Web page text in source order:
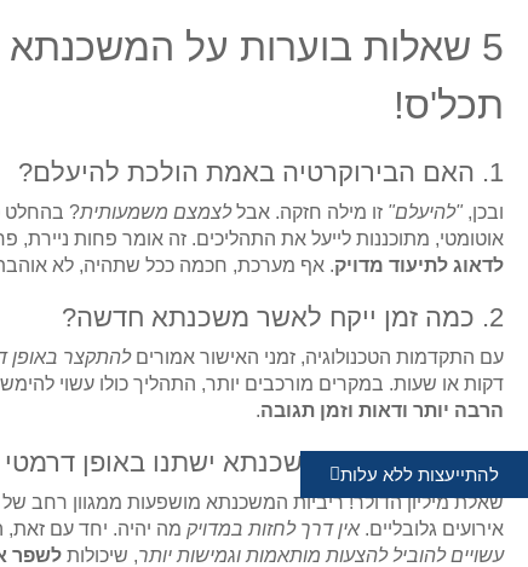
להתייעצות ללא עלות
תכל'ס!
1. האם הבירוקרטיה באמת הולכת להיעלם?
ובכן, "להיעלם" זו מילה חזקה. אבללצמצם משמעותית? בהחלט
אוטומטי, מתוכננות לייעל את התהליכים. זה אומר פחות ניירת,
לדאוג לתיעוד מדויק. אף מערכת, חכמה ככל שתהיה, לא
2. כמה זמן ייקח לאשר משכנתא חדשה?
עם התקדמות הטכנולוגיה, זמני האישור אמוריםלהתקצר באופן
דקות או שעות. במקרים מורכבים יותר, התהליך כולו עשוי
הרבה יותר ודאות וזמן תגובה.
3. האם ריביות המשכנתא ישתנו באופן דרמטי ב-2025?
שאלת מיליון הדולר! ריביות המשכנתא מושפעות ממגוון רחב
אירועים גלובליים.אין דרך לחזות במדויק מה יהיה. יחד עם זאת,
עשויים להוביל להצעות מותאמות וגמישות יותר, שיכולות לשפר